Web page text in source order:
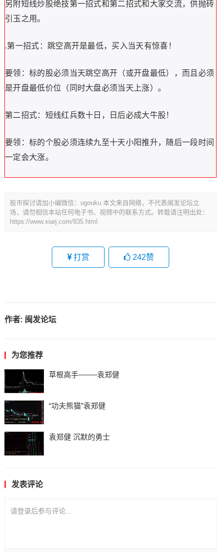
另附短线炒股绝技第一招式和第二招式和大家交流，供抛砖
引玉之用。
.第一招式：跳空高开是最低，买入当天有惊喜！
要领：标的股必须当天跳空高开（或开盘最低），而且必须
是开盘最低价位（同时大盘必须当天上涨）。
第二招式：短线红兵数十日，日后必成大牛股！
要领：标的个股必须连续九至十天小阳推升，随后一段时间
一定会大涨。
股市探讨请加小编微信：ugouku 本文来自网络，不代表闽发论坛立
场，请勿相信本站任何电子书、视频中的联系方式。转载请注明出处：
https://www.xiarj.com/835.html
打赏 242赞
作者: 闽发论坛
为您推荐
草根高手——–袁郑健
“功夫熊猫”袁郑健
袁郑健 沉默的勇士
发表评论
请登录后参与评论...